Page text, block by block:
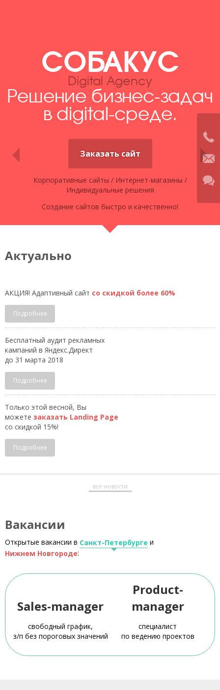
СОБАКУС
Digital Agency
Решение бизнес-задач
в digital-среде.
Заказать сайт
Корпоративные сайты / Интернет-магазины /
Индивидуальные решения
Создание сайтов быстро и качественно!
Актуально
АКЦИЯ! Адаптивный сайт со скидкой более 60%
Подробнее
Бесплатный аудит рекламных
кампаний в Яндекс.Директ
до 31 марта 2018
Подробнее
Только этой весной, Вы
можете заказать Landing Page
со скидкой 15%!
Подробнее
все новости
Вакансии
Открытые вакансии в Санкт-Петербурге и
Нижнем Новгороде:
Sales-manager
свободный график,
з/п без пороговых значений
Product-
manager
специалист
по ведению проектов